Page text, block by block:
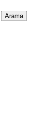
Arama